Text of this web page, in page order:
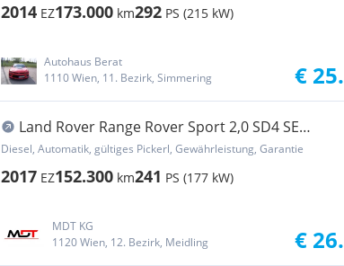
2014 EZ173.000 km292 PS (215 kW)
Autohaus Berat
1110 Wien, 11. Bezirk, Simmering
€
Land Rover Range Rover Sport 2,0 SD4 SE
AUT.|1BESITZ|KEYLE...
Diesel, Automatik, gültiges Pickerl, Gewährleistung, Garantie
2017 EZ152.300 km241 PS (177 kW)
MDT KG
1120 Wien, 12. Bezirk, Meidling
€